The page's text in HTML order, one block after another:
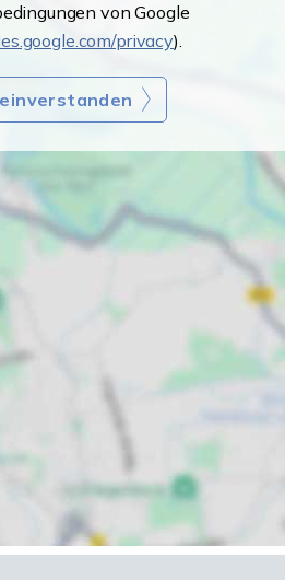
von Google
privacy).